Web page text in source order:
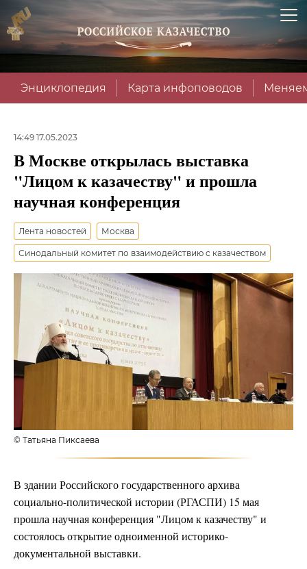
Энциклопедия Карта инфоповодов
14:49 17.05.2023
В Москве открылась выставка
"Лицом к казачеству" и прошла
научная конференция
Лента новостей Москва
Синодальный комитет по взаимодействию с казачеством
© Татьяна Пиксаева
В здании Российского государственного архива
социально-политической истории (РГАСПИ) 15 мая
прошла научная конференция "Лицом к казачеству" и
состоялось открытие одноименной историко-
документальной выставки.